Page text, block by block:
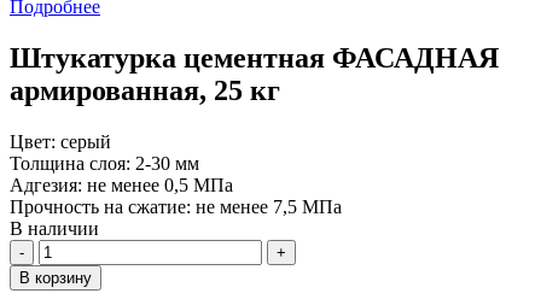
Подробнее
Штукатурка цементная ФАСАДНАЯ
армированная, 25 кг
Цвет: серый
Толщина слоя: 2-30 мм
Адгезия: не менее 0,5 МПа
Прочность на сжатие: не менее 7,5 МПа
В наличии
Количество
В корзину